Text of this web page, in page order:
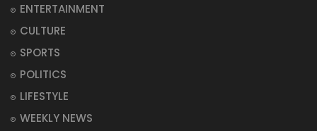
ENTERTAINMENT
CULTURE
SPORTS
POLITICS
LIFESTYLE
WEEKLY NEWS